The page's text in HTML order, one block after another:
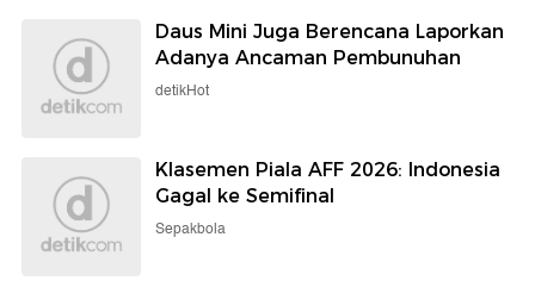
Daus Mini Juga Berencana Laporkan
Adanya Ancaman Pembunuhan
detikHot
Klasemen Piala AFF 2026: Indonesia
Gagal ke Semifinal
Sepakbola